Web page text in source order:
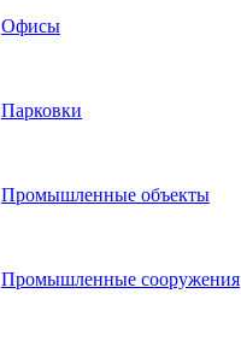
Офисы
Парковки
Промышленные объекты
Промышленные сооружения